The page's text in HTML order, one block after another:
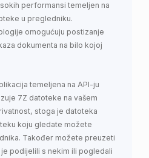
performansi temeljen na
u pregledniku.
omogućuju postizanje
dokumenta na bilo kojoj
temeljena na API-ju
7Z datoteke na vašem
stoga je datoteka
koju gledate možete
Također možete preuzeti
podijelili s nekim ili pogledali